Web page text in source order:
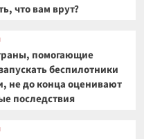
что вам врут?
помогающие
беспилотники
не до конца оценивают
последствия